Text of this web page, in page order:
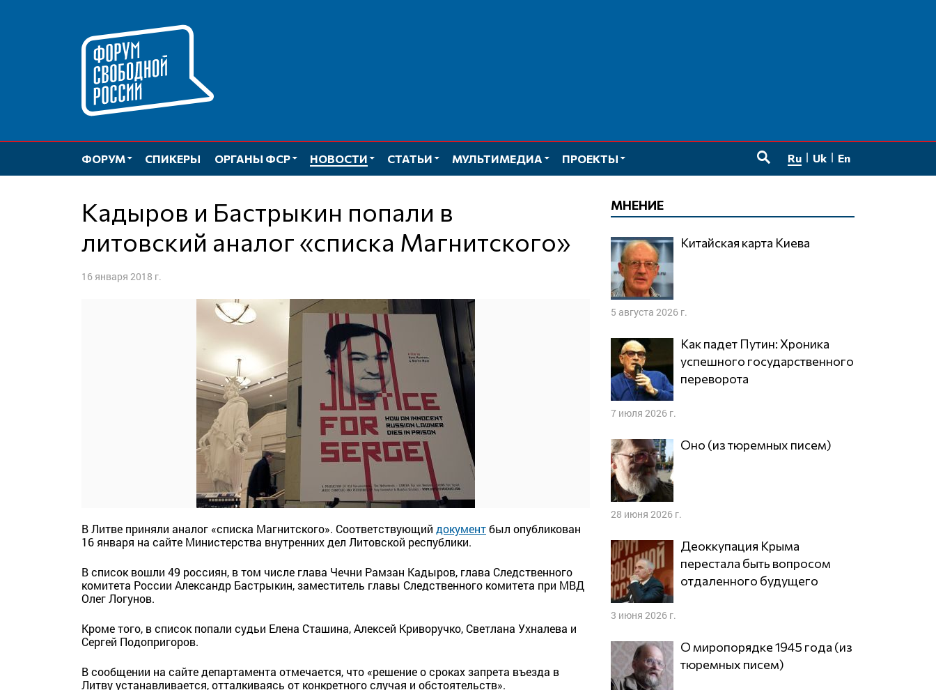
ФОРУМ СПИКЕРЫ ОРГАНЫ ФСР НОВОСТИ СТАТЬИ МУЛЬТИМЕДИА
ПРОЕКТЫ
Ru Uk En
Кадыров и Бастрыкин попали в
литовский аналог «списка Магнитского»
16 января 2018 г.
В Литве приняли аналог «списка Магнитского». Соответствующий документбыл опубликован
16 января на сайте Министерства внутренних дел Литовской республики.
В список вошли 49 россиян, в том числе глава Чечни Рамзан Кадыров, глава Следственного
комитета России Александр Бастрыкин, заместитель главы Следственного комитета при МВД
Олег Логунов.
Кроме того, в список попали судьи Елена Сташина, Алексей Криворучко, Светлана Ухналева и
Сергей Подопригоров.
В сообщении на сайте департамента отмечается, что «решение о сроках запрета въезда в
Литву устанавливается, отталкиваясь от конкретного случая и обстоятельств».
МНЕНИЕ
Китайская карта Киева
5 августа 2026 г.
Как падет Путин: Хроника
успешного государственного
переворота
7 июля 2026 г.
Оно (из тюремных писем)
28 июня 2026 г.
Деоккупация Крыма
перестала быть вопросом
отдаленного будущего
3 июня 2026 г.
О миропорядке 1945 года (из
тюремных писем)